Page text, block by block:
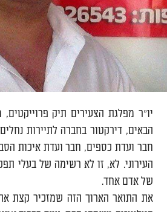
יו"ר מפלגת הצעירים תיק פרוייקטים,
הבאים, דירקטור בחברה לתיירות
חבר ועדת כספים, חבר ועדת איכות
העירוני. לא, זו לא רשימה של בעלי
של אדם אחד.
את התואר הארוך הזה שמזכיר קצת